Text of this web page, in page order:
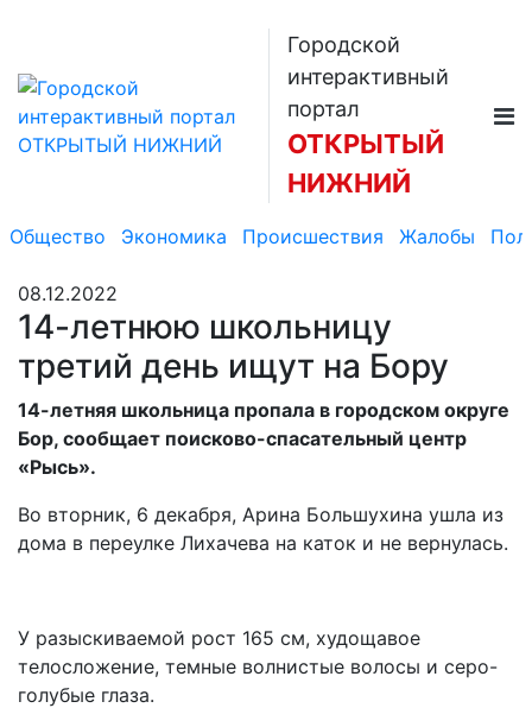
Городской
интерактивный
портал
ОТКРЫТЫЙ
НИЖНИЙ
Общество Экономика Происшествия Жалобы
08.12.2022
14-летнюю школьницу
третий день ищут на Бору
14-летняя школьница пропала в городском округе
Бор, сообщает поисково-спасательный центр
«Рысь».
Во вторник, 6 декабря, Арина Большухина ушла из
дома в переулке Лихачева на каток и не вернулась.
У разыскиваемой рост 165 см, худощавое
телосложение, темные волнистые волосы и серо-
голубые глаза.